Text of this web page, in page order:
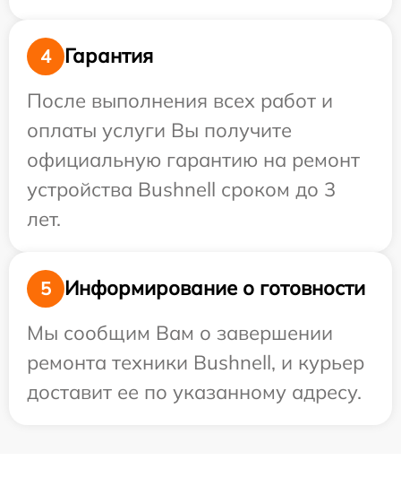
4
Гарантия
После выполнения всех работ и
оплаты услуги Вы получите
официальную гарантию на ремонт
устройства Bushnell сроком до 3
лет.
5
Информирование о готовности
Мы сообщим Вам о завершении
ремонта техники Bushnell, и курьер
доставит ее по указанному адресу.